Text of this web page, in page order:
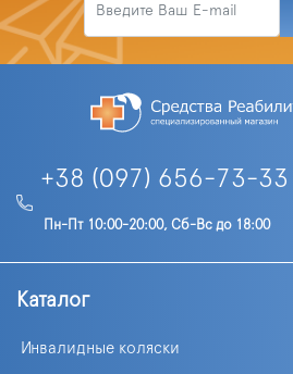
+38 (097) 656-73-33
Пн-Пт 10:00-20:00, Сб-Вс до 18:00
Каталог
Инвалидные коляски